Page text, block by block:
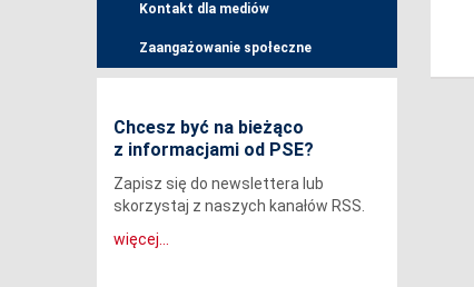
Kontakt dla mediów
Zaangażowanie społeczne
Chcesz być na bieżąco
z informacjami od PSE?
Zapisz się do newslettera lub
skorzystaj z naszych kanałów RSS.
więcej...